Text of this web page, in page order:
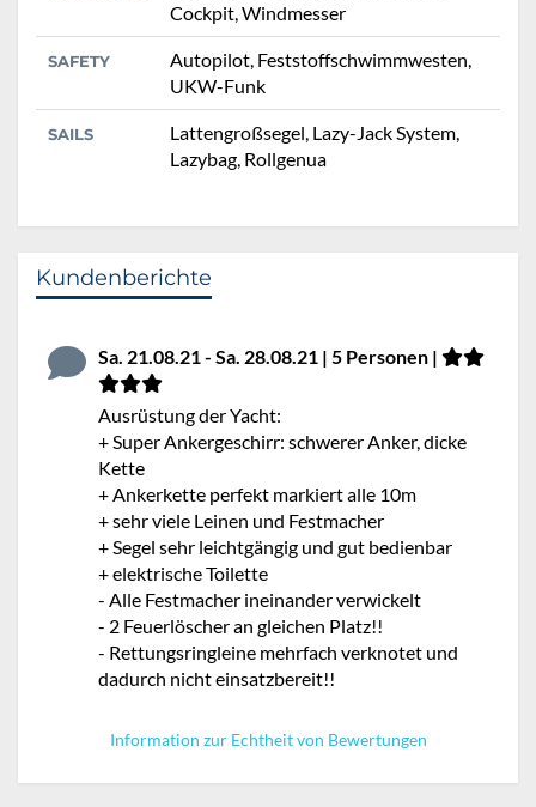
Cockpit, Windmesser
SAFETY
Autopilot, Feststoffschwimmwesten,
UKW-Funk
SAILS
Lattengroßsegel, Lazy-Jack System,
Lazybag, Rollgenua
Kundenberichte
Sa. 21.08.21 - Sa. 28.08.21 | 5 Personen |
Ausrüstung der Yacht:
+ Super Ankergeschirr: schwerer Anker, dicke
Kette
+ Ankerkette perfekt markiert alle 10m
+ sehr viele Leinen und Festmacher
+ Segel sehr leichtgängig und gut bedienbar
+ elektrische Toilette
- Alle Festmacher ineinander verwickelt
- 2 Feuerlöscher an gleichen Platz!!
- Rettungsringleine mehrfach verknotet und
dadurch nicht einsatzbereit!!
Information zur Echtheit von Bewertungen